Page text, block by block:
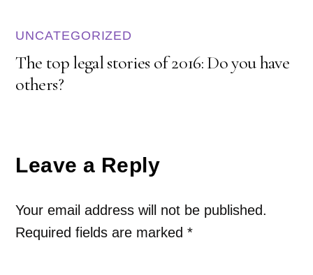
UNCATEGORIZED
The top legal stories of 2016: Do you have
others?
Leave a Reply
Your email address will not be published.
Required fields are marked*